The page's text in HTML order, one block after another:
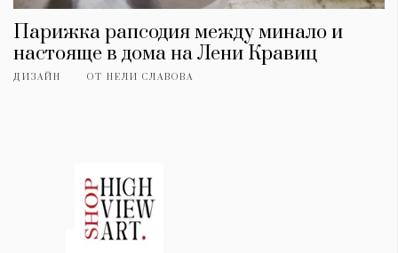
Парижка рапсодия между минало и
настояще в дома на Лени Кравиц
ДИЗАЙН ОТ НЕЛИ СЛАВОВА